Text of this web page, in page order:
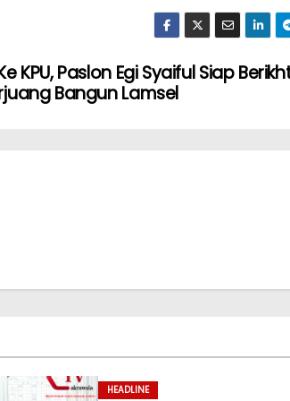
KPU, Paslon Egi Syaiful Siap
Bangun Lamsel
HEADLINE